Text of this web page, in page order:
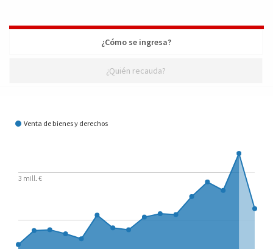
¿Cómo se ingresa?
¿Quién recauda?
¿Cómo se ingresa?
Venta de bienes y derechos
3 mill. €